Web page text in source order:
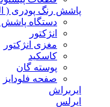
پاشش رنگ پودری (
دستگاه پاشش
انژکتور
مغزی انژکتور
کاسکید
پوسته گان
صفحه فلودایز
ایربراش
ایرلس